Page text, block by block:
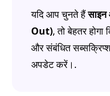
यदि आप चुनते हैं
Out), तो बेहतर
और संबंधित
अपडेट करें।.